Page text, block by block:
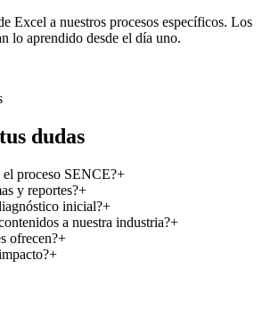
Excel a nuestros procesos específicos. Los
lo aprendido desde el día uno.
dudas
el proceso SENCE?+
y reportes?+
inicial?+
a nuestra industria?+
ofrecen?+
+